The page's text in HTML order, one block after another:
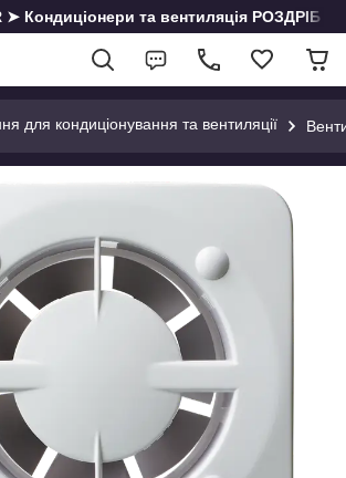
➤ Кондиціонери та вентиляція РОЗДРІБ
для кондиціонування та вентиляції